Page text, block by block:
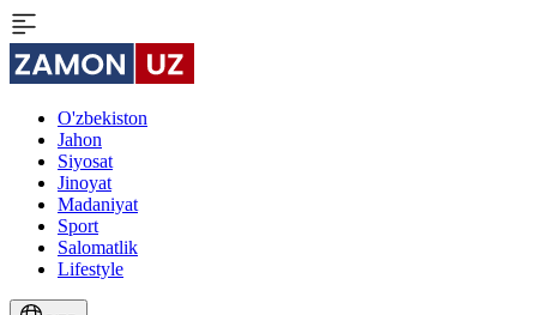
O'zbekiston
Jahon
Siyosat
Jinoyat
Madaniyat
Sport
Salomatlik
Lifestyle